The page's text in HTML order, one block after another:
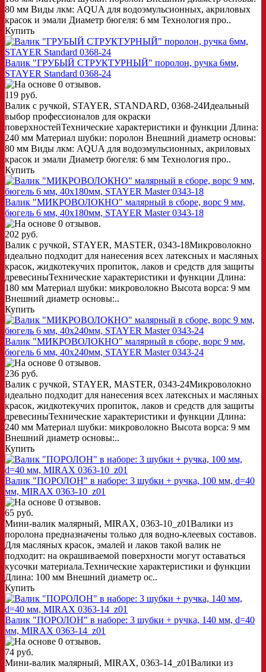
80 мм Виды лкм: AQUA для водоэмульсионных, акриловых
красок и эмали Диаметр бюгеля: 6 мм Технология про..
Купить
Валик "ГРУБЫЙ СТРУКТУРНЫЙ" поролон, ручка 6мм,
STAYER Standard 0368-24
119 руб.
Валик с ручкой, STAYER, STANDARD, 0368-24Идеальный
выбор профессионалов для окраски
поверхностейТехнические характеристики и функции Длина:
240 мм Материал шубки: поролон Внешний диаметр основы:
80 мм Виды лкм: AQUA для водоэмульсионных, акриловых
красок и эмали Диаметр бюгеля: 6 мм Технология про..
Купить
Валик "МИКРОВОЛОКНО" малярный в сборе, ворс 9 мм,
бюгель 6 мм, 40x180мм, STAYER Master 0343-18
202 руб.
Валик с ручкой, STAYER, MASTER, 0343-18Микроволокно
идеально подходит для нанесения всех латексных и масляных
красок, жидкотекучих пропиток, лаков и средств для защиты
древесиныТехнические характеристики и функции Длина:
180 мм Материал шубки: микроволокно Высота ворса: 9 мм
Внешний диаметр основы:..
Купить
Валик "МИКРОВОЛОКНО" малярный в сборе, ворс 9 мм,
бюгель 6 мм, 40x240мм, STAYER Master 0343-24
236 руб.
Валик с ручкой, STAYER, MASTER, 0343-24Микроволокно
идеально подходит для нанесения всех латексных и масляных
красок, жидкотекучих пропиток, лаков и средств для защиты
древесиныТехнические характеристики и функции Длина:
240 мм Материал шубки: микроволокно Высота ворса: 9 мм
Внешний диаметр основы:..
Купить
Валик "ПОРОЛОН" в наборе: 3 шубки + ручка, 100 мм, d=40
мм, MIRAX 0363-10_z01
65 руб.
Мини-валик малярный, MIRAX, 0363-10_z01Валики из
поролона предназначены только для водно-клеевых составов.
Для масляных красок, эмалей и лаков такой валик не
подходит: на окрашиваемой поверхности могут оставаться
кусочки материала.Технические характеристики и функции
Длина: 100 мм Внешний диаметр ос..
Купить
Валик "ПОРОЛОН" в наборе: 3 шубки + ручка, 140 мм, d=40
мм, MIRAX 0363-14_z01
74 руб.
Мини-валик малярный, MIRAX, 0363-14_z01Валики из